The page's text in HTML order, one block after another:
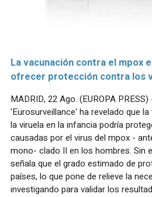
La vacunación contra el mpox
ofrecer protección contra los
MADRID, 22 Ago. (EUROPA
'Eurosurveillance' ha revelado que
la viruela en la infancia podría
causadas por el virus del mpox -
mono- clado II en los hombres. Sin
señala que el grado estimado de
países, lo que pone de relieve la
investigando para validar los